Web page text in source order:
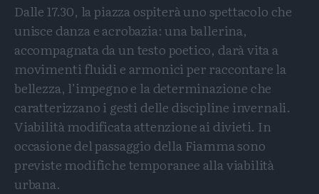
Dalle 17.30, la piazza ospiterà uno spettacolo che
unisce danza e acrobazia: una ballerina,
accompagnata da un testo poetico, darà vita a
movimenti fluidi e armonici per raccontare la
bellezza, l’impegno e la determinazione che
caratterizzano i gesti delle discipline invernali.
Viabilità modificata attenzione ai divieti. In
occasione del passaggio della Fiamma sono
previste modifiche temporanee alla viabilità
urbana.